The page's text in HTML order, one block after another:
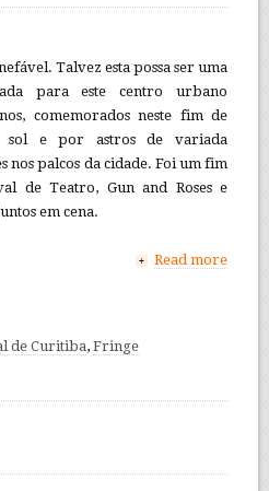
Talvez esta possa ser uma
para este centro urbano
comemorados neste fim de
sol e por astros de variada
nos palcos da cidade. Foi um fim
de Teatro, Gun and Roses e
em cena.
+ Read more
de Curitiba, Fringe